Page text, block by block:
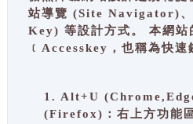
站導覽 (Site Navigator)、
Key) 等設計方式。 本網站
﹝Accesskey，也稱為快速
1. Alt+U
(Firefox)：右上方功能